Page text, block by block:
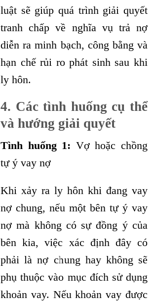
luật sẽ giúp quá trình giải quyết
tranh chấp về nghĩa vụ trả nợ
diễn ra minh bạch, công bằng và
hạn chế rủi ro phát sinh sau khi
ly hôn.
4. Các tình huống cụ thể
và hướng giải quyết
Tình huống 1: Vợ hoặc chồng
tự ý vay nợ
Khi xảy ra ly hôn khi đang vay
nợ chung, nếu một bên tự ý vay
nợ mà không có sự đồng ý của
bên kia, việc xác định đây có
phải là nợ chung hay không sẽ
phụ thuộc vào mục đích sử dụng
khoản vay. Nếu khoản vay được